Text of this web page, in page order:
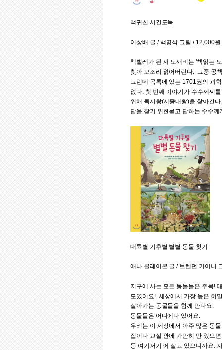
책귀신 시간도둑
이상배 글 / 백명식 그림 / 12,000원
책벌레가 된 새 도깨비는 '책읽는
찾아 모조리 읽어버린다. 그중 공
그런데 목록에 있는 1701권의 과
없다. 첫 번째 이야기가 수수께씨
위해 독서왕(세종대왕)을 찾아간
답을 찾기 위한묻고 답하는 수수께
대륙별 기후별 별별 동물 찾기
애나 클레이본 글 / 브렌던 키어니
지구에 사는 모든 동물들은 주목!
모였어요! 세상에서 가장 높은 히
살아가는 동물들을 함께 만나요.
동물들은 어디에나 있어요.
우리는 이 세상에서 아주 많은 동
집이나 교실 안에 가만히 만 있으
등 여기저기 에 살고 있으니까요.